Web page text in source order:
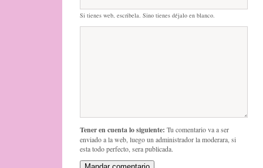
Si tienes web, escribela. Sino tienes déjalo en blanco.
Tener en cuenta lo siguiente: Tu comentario va a ser
enviado a la web, luego un administrador la moderara, si
esta todo perfecto, sera publicada.